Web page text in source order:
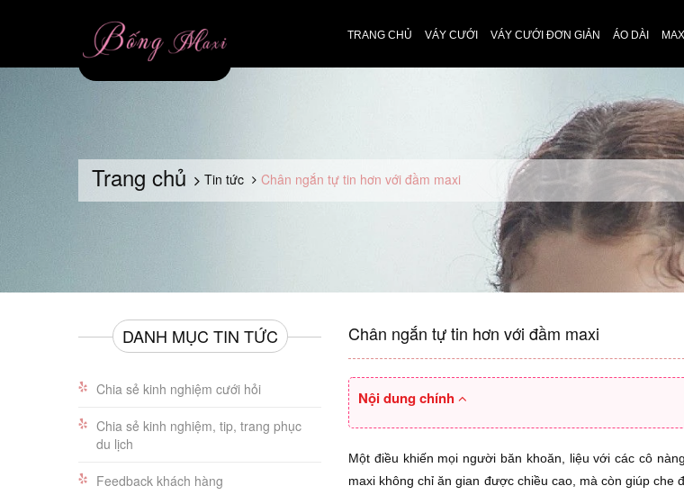
TRANG CHỦ VÁY CƯỚI VÁY CƯỚI ĐƠN GIẢN ÁO DÀI
Trang chủ Tin tức Chân ngắn tự tin hơn với đầm maxi
Chân ngắn tự tin hơn với đầm maxi
Nội dung chính
Một điều khiến mọi người băn khoăn, liệu với các cô
maxi không chỉ ăn gian được chiều cao, mà còn giúp
DANH MỤC TIN TỨC
Chia sẻ kinh nghiệm cưới hỏi
Chia sẻ kinh nghiệm, tip, trang phục
du lịch
Feedback khách hàng